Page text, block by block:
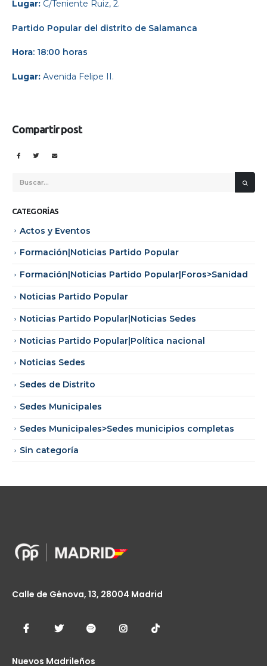
Lugar: C/Teniente Ruiz, 2.
Partido Popular del distrito de Salamanca
Hora: 18:00 horas
Lugar: Avenida Felipe II.
Compartir post
CATEGORÍAS
Actos y Eventos
Formación|Noticias Partido Popular
Formación|Noticias Partido Popular|Foros>Sanidad
Noticias Partido Popular
Noticias Partido Popular|Noticias Sedes
Noticias Partido Popular|Política nacional
Noticias Sedes
Sedes de Distrito
Sedes Municipales
Sedes Municipales>Sedes municipios completas
Sin categoría
Calle de Génova, 13, 28004 Madrid
Nuevos Madrileños